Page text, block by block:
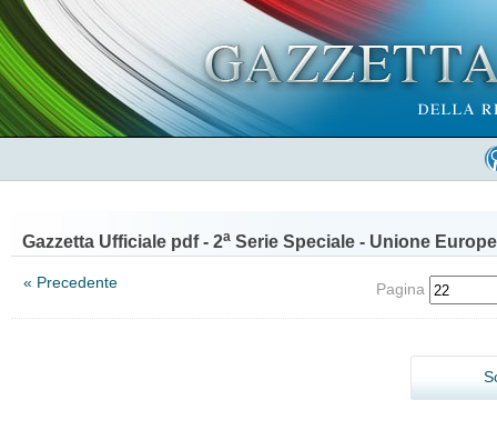
Gazzetta Ufficiale pdf - 2a Serie Speciale - Unione
« Precedente Pagina